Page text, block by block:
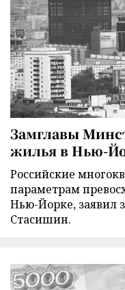
Замглавы
жилья в Нью-
Российские
параметрам
Нью-Йорке, заявил
Стасишин.